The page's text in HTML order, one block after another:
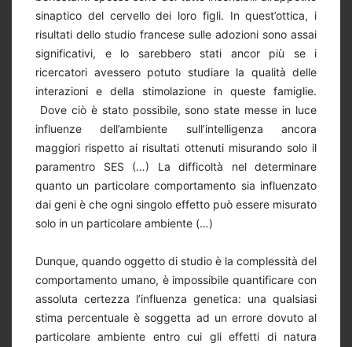
sinaptico del cervello dei loro figli. In quest’ottica, i
risultati dello studio francese sulle adozioni sono assai
significativi, e lo sarebbero stati ancor più se i
ricercatori avessero potuto studiare la qualità delle
interazioni e della stimolazione in queste famiglie.
Dove ciò è stato possibile, sono state messe in luce
influenze dell’ambiente sull’intelligenza ancora
maggiori rispetto ai risultati ottenuti misurando solo il
paramentro SES (…) La difficoltà nel determinare
quanto un particolare comportamento sia influenzato
dai geni è che ogni singolo effetto può essere misurato
solo in un particolare ambiente (…)
Dunque, quando oggetto di studio è la complessità del
comportamento umano, è impossibile quantificare con
assoluta certezza l’influenza genetica: una qualsiasi
stima percentuale è soggetta ad un errore dovuto al
particolare ambiente entro cui gli effetti di natura